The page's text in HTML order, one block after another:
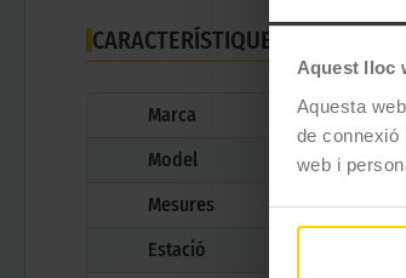
Aquest lloc
Aquesta
de connexió
web i
CARACTERÍSTIQUES TÈCNIQUES
Marca
Model
Mesures
Estació